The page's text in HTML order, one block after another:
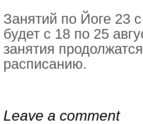
Занятий по Йоге 23
будет с 18 по 25
занятия
расписанию.
Leave a comment